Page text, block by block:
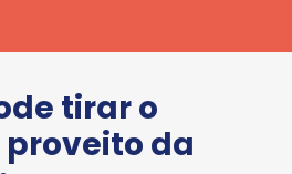
tirar o
da